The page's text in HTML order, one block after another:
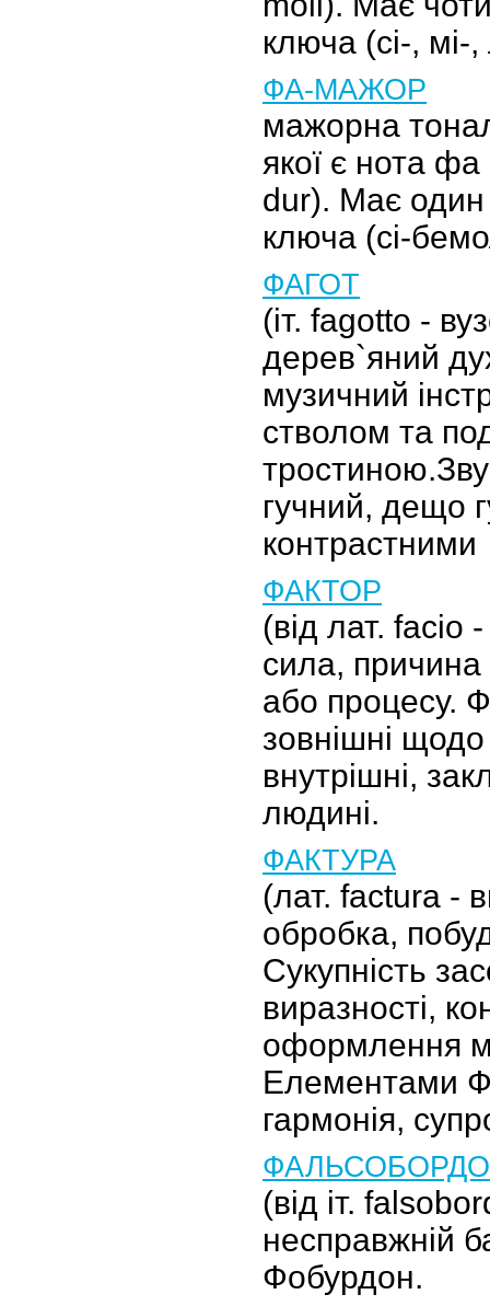
ключа (сі-,
ФА-МАЖОР
мажорна
якої є нота
dur). Має один
ключа (сі-
ФАГОТ
(іт. fagotto -
дерев`яний
музичний
стволом та
гучний, дещо
ФАКТОР
(від лат. facio
сила,
або процесу.
зовнішні щодо
внутрішні,
людині.
ФАКТУРА
(лат. factura -
обробка,
Сукупність
виразності,
оформлення
Елементами
гармонія,
(від іт.
несправжній
Фобурдон.